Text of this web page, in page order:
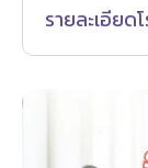
รายละเอียด